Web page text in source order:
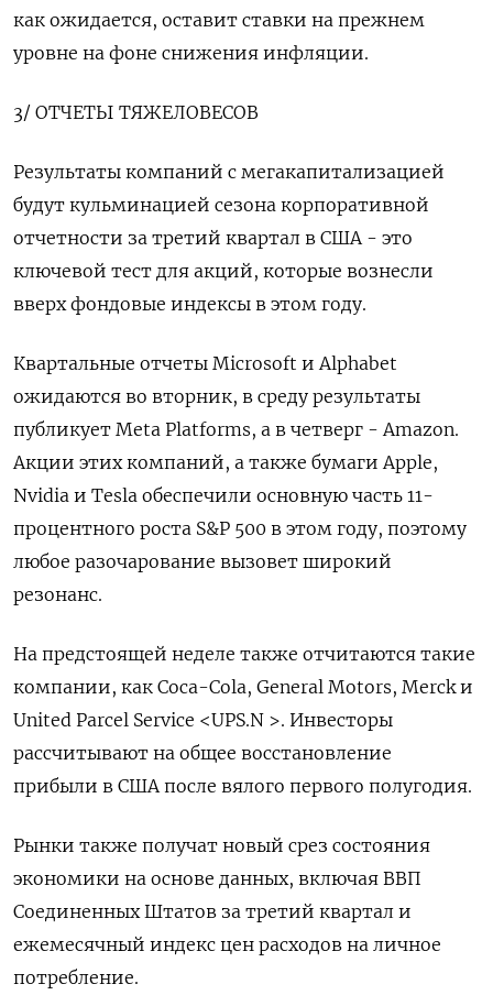
как ожидается, оставит ставки на прежнем
уровне на фоне снижения инфляции.
3/ ОТЧЕТЫ ТЯЖЕЛОВЕСОВ
Результаты компаний с мегакапитализацией
будут кульминацией сезона корпоративной
отчетности за третий квартал в США - это
ключевой тест для акций, которые вознесли
вверх фондовые индексы в этом году.
Квартальные отчеты Microsoft и Alphabet
ожидаются во вторник, в среду результаты
публикует Meta Platforms, а в четверг - Amazon.
Акции этих компаний, а также бумаги Apple,
Nvidia и Tesla обеспечили основную часть 11-
процентного роста S&P 500 в этом году, поэтому
любое разочарование вызовет широкий
резонанс.
На предстоящей неделе также отчитаются такие
компании, как Coca-Cola, General Motors, Merck и
United Parcel Service <UPS.N >. Инвесторы
рассчитывают на общее восстановление
прибыли в США после вялого первого полугодия.
Рынки также получат новый срез состояния
экономики на основе данных, включая ВВП
Соединенных Штатов за третий квартал и
ежемесячный индекс цен расходов на личное
потребление.